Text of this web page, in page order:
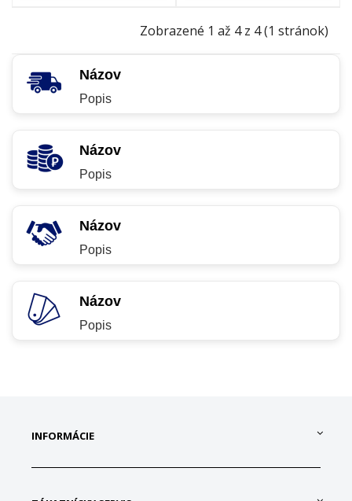
Zobrazené 1 až 4 z 4 (1 stránok)
Názov
Popis
Názov
Popis
Názov
Popis
Názov
Popis
INFORMÁCIE